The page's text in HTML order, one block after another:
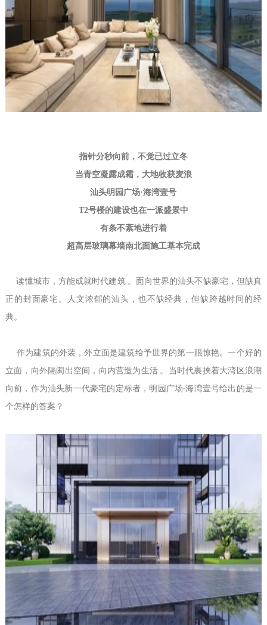
指针分秒向前，不觉已过立冬
当青空凝露成霜，大地收获麦浪
汕头明园广场·海湾壹号
T2号楼的建设也在一派盛景中
有条不紊地进行着
超高层玻璃幕墙南北面施工基本完成
读懂城市，方能成就时代建筑 。面向世界的汕头不缺豪宅，但缺真
正的封面豪宅。人文浓郁的汕头，也不缺经典，但缺跨越时间的经
典。
作为建筑的外装，外立面是建筑给予世界的第一眼惊艳。一个好的
立面，向外隔阂出空间，向内营造为生活 。当时代裹挟着大湾区浪潮
向前，作为汕头新一代豪宅的定标者，明园广场·海湾壹号给出的是一
个怎样的答案？